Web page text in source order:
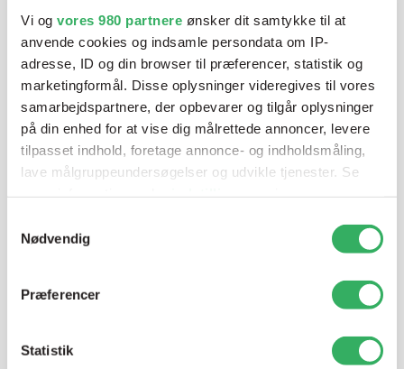
Vi og vores 980 partnere ønsker dit samtykke til at
anvende cookies og indsamle persondata om IP-
adresse, ID og din browser til præferencer, statistik og
marketingformål. Disse oplysninger videregives til vores
samarbejdspartnere, der opbevarer og tilgår oplysninger
på din enhed for at vise dig målrettede annoncer, levere
tilpasset indhold, foretage annonce- og indholdsmåling,
lave målgruppeundersøgelser og udvikle tjenester. Se
tilbage eller ændre indstillinger fra vores
"Cookiedeklaration", eller ved at trykke på "Privacy
Nødvendig
Præferencer
Statistik
Mandag - Torsdag 07:00-15:30
Fredag 07:00-13:45
Lagerchef
E:jh@sps-dk.com